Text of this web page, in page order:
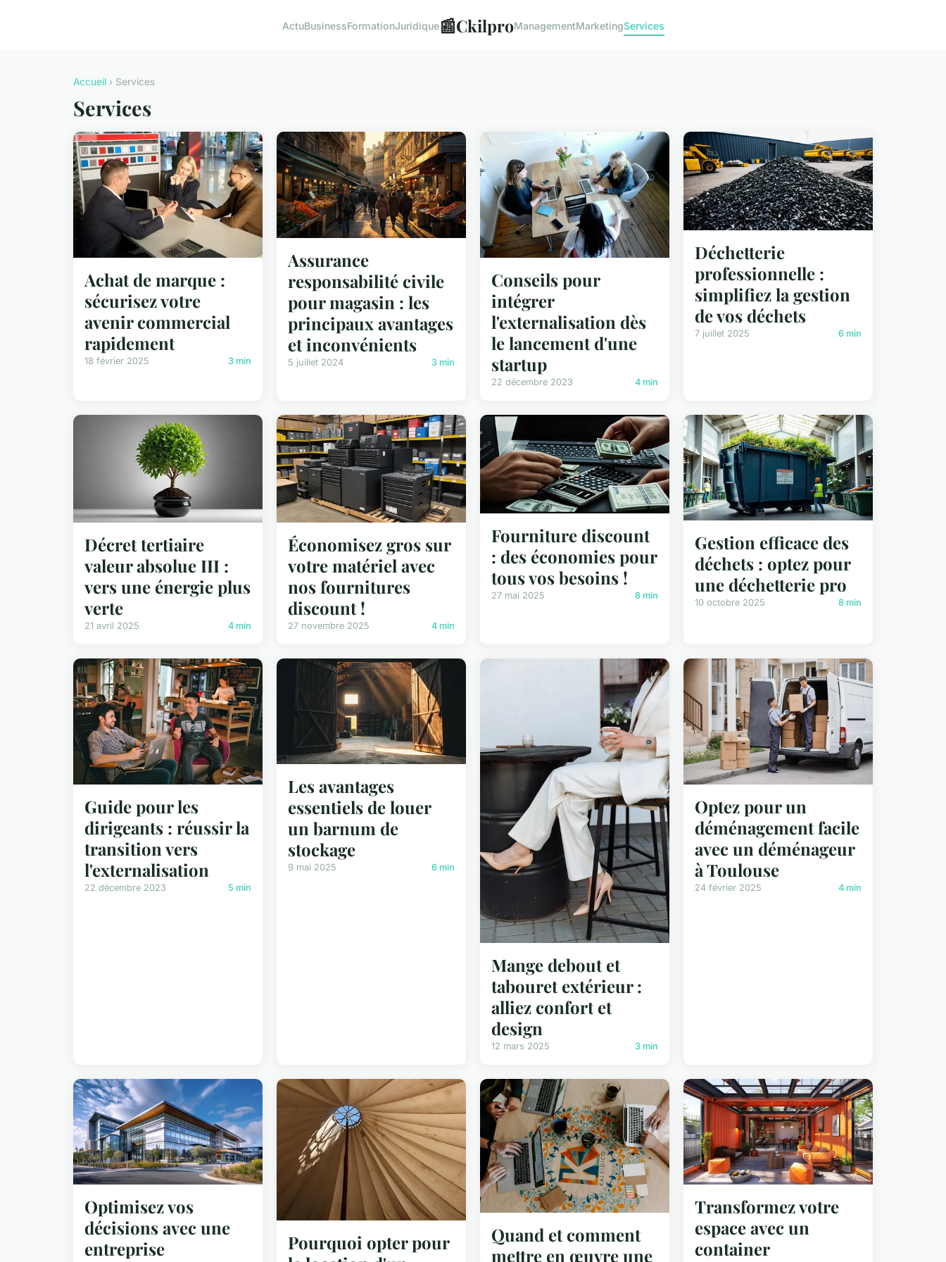
ActuBusinessFormationJuridique📰CkilproManagementMarketingServices
Accueil › Services
Services
Achat de marque :
sécurisez votre
avenir commercial
rapidement
18 février 2025 3 min
Assurance
responsabilité civile
pour magasin : les
principaux avantages
et inconvénients
5 juillet 2024 3 min
Conseils pour
intégrer
l'externalisation dès
le lancement d'une
startup
22 décembre 2023 4 min
Déchetterie
professionnelle :
simplifiez la gestion
de vos déchets
7 juillet 2025 6 min
Décret tertiaire
valeur absolue III :
vers une énergie plus
verte
21 avril 2025 4 min
Économisez gros sur
votre matériel avec
nos fournitures
discount !
27 novembre 2025 4 min
Fourniture discount
: des économies pour
tous vos besoins !
27 mai 2025 8 min
Gestion efficace des
déchets : optez pour
une déchetterie pro
10 octobre 2025 8 min
Guide pour les
dirigeants : réussir la
transition vers
l'externalisation
22 décembre 2023 5 min
Les avantages
essentiels de louer
un barnum de
stockage
9 mai 2025 6 min
Mange debout et
tabouret extérieur :
alliez confort et
design
12 mars 2025 3 min
Optez pour un
déménagement facile
avec un déménageur
à Toulouse
24 février 2025 4 min
Optimisez vos
décisions avec une
entreprise
Pourquoi opter pour
Quand et comment
mettre en œuvre une
Transformez votre
espace avec un
container